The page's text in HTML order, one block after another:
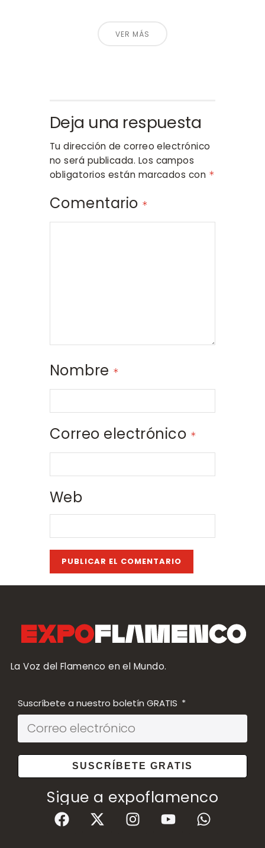
VER MÁS
Deja una respuesta
Tu dirección de correo electrónico
no será publicada. Los campos
obligatorios están marcados con *
Comentario *
Nombre *
Correo electrónico *
Web
La Voz del Flamenco en el Mundo.
Suscríbete a nuestro boletín GRATIS
SUSCRÍBETE GRATIS
Sigue a expoflamenco